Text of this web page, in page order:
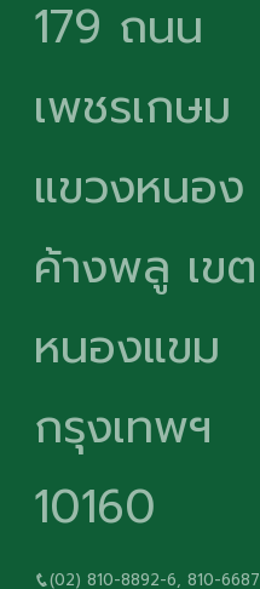
179 ถนน
เพชรเกษม
แขวงหนอง
ค้างพลู เขต
หนองแขม
กรุงเทพฯ
10160
(02) 810-8892-6, 810-6687